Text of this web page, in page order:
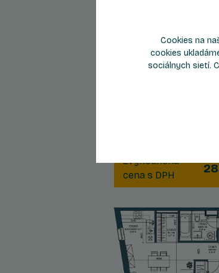
Byt C506
Zvýhodnená
cena s DPH
Cookies na
cookies
sociálnych sietí.